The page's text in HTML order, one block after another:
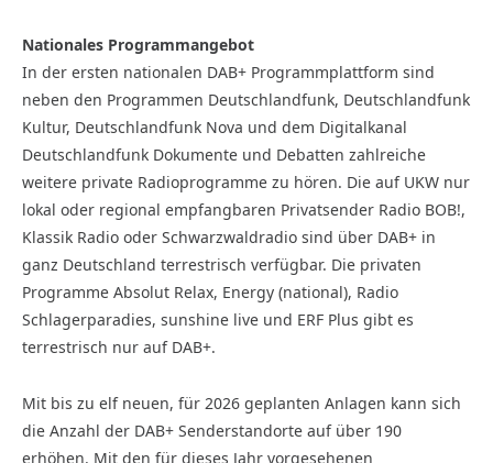
Nationales Programmangebot
In der ersten nationalen DAB+ Programmplattform sind
neben den Programmen Deutschlandfunk, Deutschlandfunk
Kultur, Deutschlandfunk Nova und dem Digitalkanal
Deutschlandfunk Dokumente und Debatten zahlreiche
weitere private Radioprogramme zu hören. Die auf UKW nur
lokal oder regional empfangbaren Privatsender Radio BOB!,
Klassik Radio oder Schwarzwaldradio sind über DAB+ in
ganz Deutschland terrestrisch verfügbar. Die privaten
Programme Absolut Relax, Energy (national), Radio
Schlagerparadies, sunshine live und ERF Plus gibt es
terrestrisch nur auf DAB+.
Mit bis zu elf neuen, für 2026 geplanten Anlagen kann sich
die Anzahl der DAB+ Senderstandorte auf über 190
erhöhen. Mit den für dieses Jahr vorgesehenen